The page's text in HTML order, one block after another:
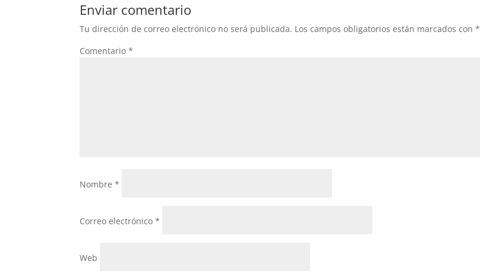
Enviar comentario
Tu dirección de correo electrónico no será publicada. Los campos obligatorios están marcados con*
Comentario*
Nombre*
Correo electrónico*
Web